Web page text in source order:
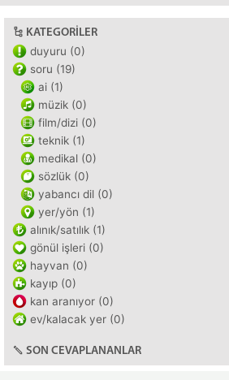
KATEGORILER
duyuru (0)
soru (19)
ai (1)
müzik (0)
film/dizi (0)
teknik (1)
medikal (0)
sözlük (0)
yabancı dil (0)
yer/yön (1)
alınık/satılık (1)
gönül işleri (0)
hayvan (0)
kayıp (0)
kan aranıyor (0)
ev/kalacak yer (0)
SON CEVAPLANANLAR